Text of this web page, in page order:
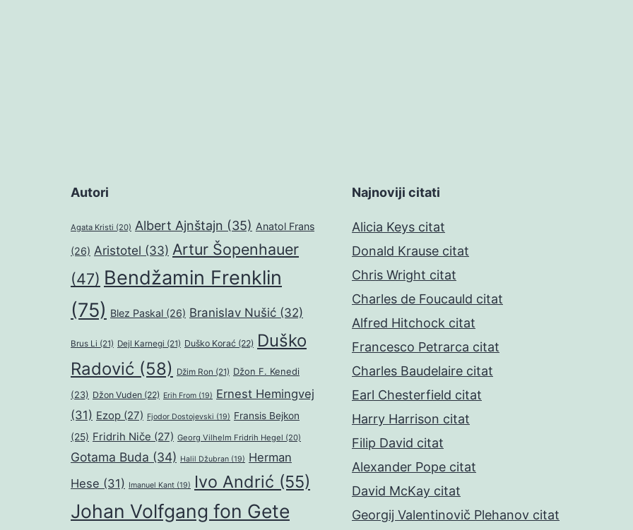
Autori
Agata Kristi (20) Albert Ajnštajn (35) Anatol Frans
(26) Aristotel (33) Artur Šopenhauer
(47) Bendžamin Frenklin
(75) Blez Paskal (26) Branislav Nušić (32)
Brus Li (21) Dejl Karnegi (21) Duško Korać (22) Duško
Radović (58) Džim Ron (21) Džon F. Kenedi
(23) Džon Vuden (22) Erih From (19) Ernest Hemingvej
(31) Ezop (27) Fjodor Dostojevski (19) Fransis Bejkon
(25) Fridrih Niče (27) Georg Vilhelm Fridrih Hegel (20)
Gotama Buda (34) Halil Džubran (19) Herman
Hese (31) Imanuel Kant (19) Ivo Andrić (55)
Johan Volfgang fon Gete
Najnoviji citati
Alicia Keys citat
Donald Krause citat
Chris Wright citat
Charles de Foucauld citat
Alfred Hitchock citat
Francesco Petrarca citat
Charles Baudelaire citat
Earl Chesterfield citat
Harry Harrison citat
Filip David citat
Alexander Pope citat
David McKay citat
Georgij Valentinovič Plehanov citat